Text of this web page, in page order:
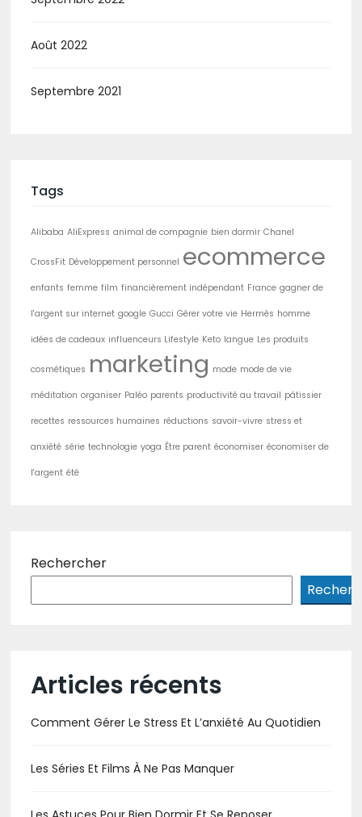
Août 2022
Septembre 2021
Tags
Alibaba AliExpress animal de compagnie bien dormir Chanel
CrossFit Développement personnel ecommerce
enfants femme film financièrement indépendant France gagner de
l'argent sur internet google Gucci Gérer votre vie Hermès homme
idées de cadeaux influenceurs Lifestyle Keto langue Les produits
cosmétiques marketing mode mode de vie
méditation organiser Paléo parents productivité au travail pâtissier
recettes ressources humaines réductions savoir-vivre stress et
anxiété série technologie yoga Être parent économiser économiser de
l'argent été
Rechercher
Articles récents
Comment Gérer Le Stress Et L’anxiété Au Quotidien
Les Séries Et Films À Ne Pas Manquer